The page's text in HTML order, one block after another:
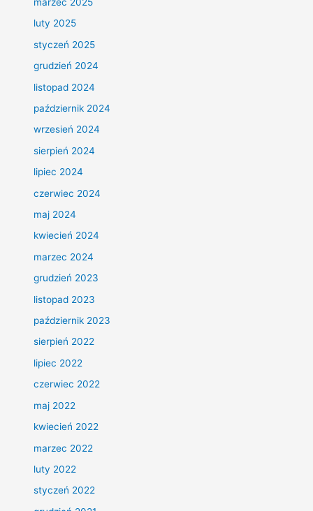
luty 2025
styczeń 2025
grudzień 2024
listopad 2024
październik 2024
wrzesień 2024
sierpień 2024
lipiec 2024
czerwiec 2024
maj 2024
kwiecień 2024
marzec 2024
grudzień 2023
listopad 2023
październik 2023
sierpień 2022
lipiec 2022
czerwiec 2022
maj 2022
kwiecień 2022
marzec 2022
luty 2022
styczeń 2022